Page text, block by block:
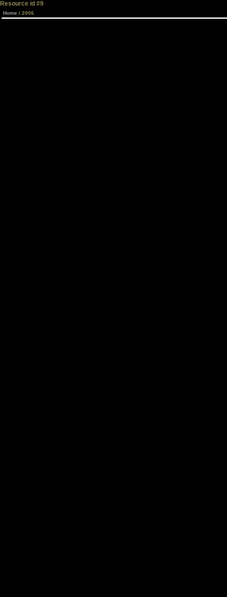
Resource id #9
Home / 2006